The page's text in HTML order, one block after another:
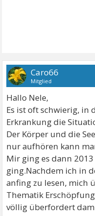
Caro66
Mitglied
Hallo Nele,
Es ist oft schwierig, in
Erkrankung die
Der Körper und die
nur aufhören kann
Mir ging es dann
ging.Nachdem ich in
anfing zu lesen, mich
Thematik
völlig überfordert